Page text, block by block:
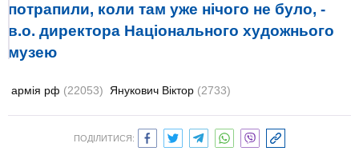
потрапили, коли там уже нічого не було, -
в.о. директора Національного художнього
музею
армія рф (22053) Янукович Віктор (2733)
ПОДІЛИТИСЯ: